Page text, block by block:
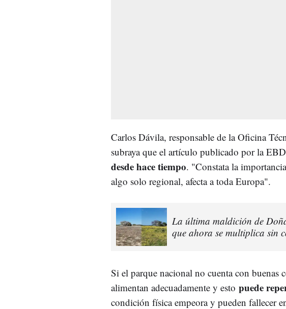
Carlos Dávila, responsable de la Oficina
subraya que el artículo publicado por la
desde hace tiempo. "Constata la
algo solo regional, afecta a toda Europa".
La última maldición de
que ahora se multiplica sin
Si el parque nacional no cuenta con buenas
alimentan adecuadamente y esto puede
condición física empeora y pueden fallecer